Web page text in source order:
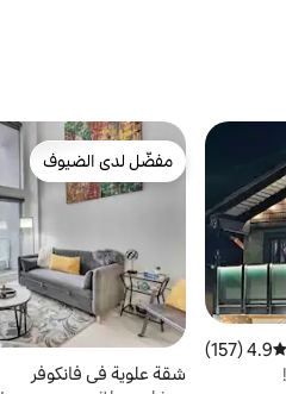
متوسط التقييم 4.9 من 5، 157 مراجعات
4.9 (157)
مفضّل لدى الضيوف
مفضّل لدى الضيوف
شقة علوية في فانكوفر